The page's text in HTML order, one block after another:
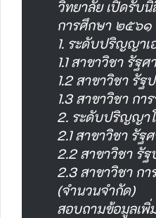
วิทยาลัย เปิดรับ
การศึกษา ๒๕๖๑
1. ระดับปริญญาเ
1.1 สาขาวิชา รัฐศ
1.2 สาขาวิชา รัฐ
1.3 สาขาวิชา กา
2. ระดับปริญญา
2.1 สาขาวิชา รัฐ
2.2 สาขาวิชา รั
2.3 สาขาวิชา กา
(จำนวนจำกัด)
สอบถามข้อมูลเพิ่